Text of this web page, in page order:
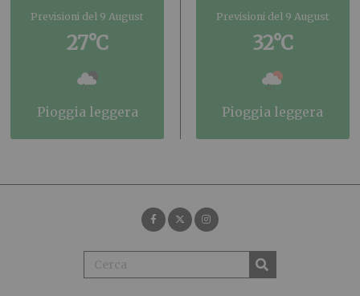
Previsioni del 9 August
27°C
pioggia leggera
Previsioni del 9 August
32°C
pioggia leggera